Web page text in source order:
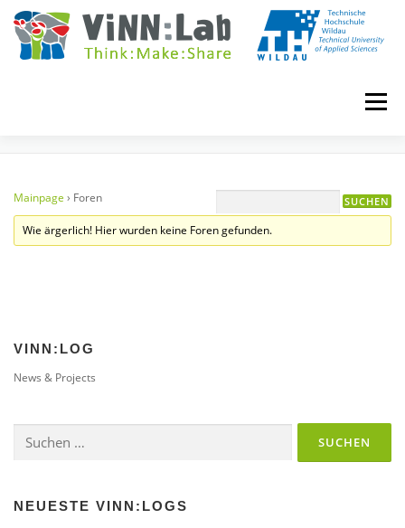
Zum
Inhalt
springen
Menü
EVENTS WIKI UNIVERSITY COURSES
Mainpage › Foren
Wie ärgerlich! Hier wurden keine Foren gefunden.
VINN:LOG
News & Projects
nach:
NEUESTE VINN:LOGS